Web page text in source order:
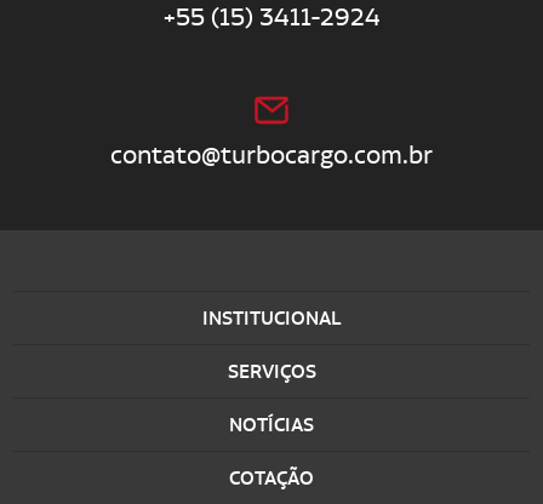
+55 (15) 3411-2924
contato@turbocargo.com.br
INSTITUCIONAL
SERVIÇOS
NOTÍCIAS
COTAÇÃO